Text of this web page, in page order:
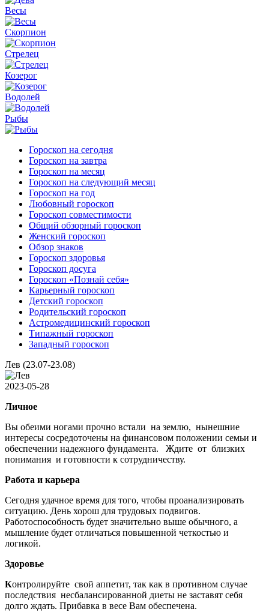
Весы
Скорпион
Стрелец
Козерог
Водолей
Рыбы
Гороскоп на сегодня
Гороскоп на завтра
Гороскоп на месяц
Гороскоп на следующий месяц
Гороскоп на год
Любовный гороскоп
Гороскоп совместимости
Общий обзорный гороскоп
Женский гороскоп
Обзор знаков
Гороскоп здоровья
Гороскоп досуга
Гороскоп «Познай себя»
Карьерный гороскоп
Детский гороскоп
Родительский гороскоп
Астромедицинский гороскоп
Типажный гороскоп
Западный гороскоп
Лев (23.07-23.08)
2023-05-28
Личное
Вы обеими ногами прочно встали на землю, нынешние
интересы сосредоточены на финансовом положении семьи и
обеспечении надежного фундамента. Ждите от близких
понимания и готовности к сотрудничеству.
Работа и карьера
Сегодня удачное время для того, чтобы проанализировать
ситуацию. День хорош для трудовых подвигов.
Работоспособность будет значительно выше обычного, а
мышление будет отличаться повышенной четкостью и
логикой.
Здоровье
Контролируйте свой аппетит, так как в противном случае
последствия несбалансированной диеты не заставят себя
долго ждать. Прибавка в весе Вам обеспечена.